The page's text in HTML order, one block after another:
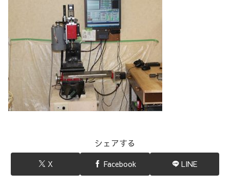
シェアする
X Facebook LINE